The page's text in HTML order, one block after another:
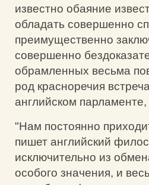
известно обаяние
обладать совершенно
преимущественно
совершенно
обрамленных весьма
род красноречия
английском
"Нам постоянно
пишет английский
исключительно из
особого значения, и